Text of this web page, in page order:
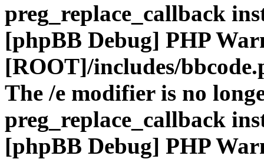
preg_replace_callback
[phpBB Debug] PHP
[ROOT]/includes/
The /e modifier is no
preg_replace_callback
[phpBB Debug] PHP